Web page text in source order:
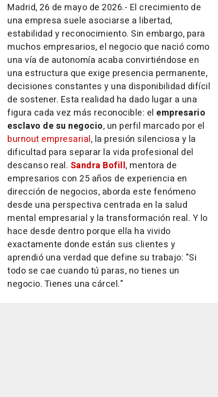
Madrid, 26 de mayo de 2026.- El crecimiento de
una empresa suele asociarse a libertad,
estabilidad y reconocimiento. Sin embargo, para
muchos empresarios, el negocio que nació como
una vía de autonomía acaba convirtiéndose en
una estructura que exige presencia permanente,
decisiones constantes y una disponibilidad difícil
de sostener. Esta realidad ha dado lugar a una
figura cada vez más reconocible: el empresario
esclavo de su negocio, un perfil marcado por el
burnout empresarial, la presión silenciosa y la
dificultad para separar la vida profesional del
descanso real. Sandra Bofill, mentora de
empresarios con 25 años de experiencia en
dirección de negocios, aborda este fenómeno
desde una perspectiva centrada en la salud
mental empresarial y la transformación real. Y lo
hace desde dentro porque ella ha vivido
exactamente donde están sus clientes y
aprendió una verdad que define su trabajo: "Si
todo se cae cuando tú paras, no tienes un
negocio. Tienes una cárcel."